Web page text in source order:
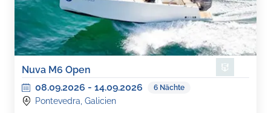
Nuva M6 Open
08.09.2026 - 14.09.2026 6 Nächte
Pontevedra, Galicien